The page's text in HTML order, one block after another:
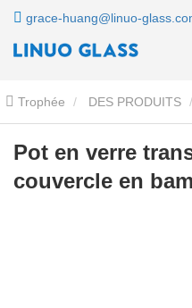
grace-huang@linuo-
Trophée DES PRODUITS
aliments en verre Pot de
bambou Pot en verre
Pot en verre
couvercle en